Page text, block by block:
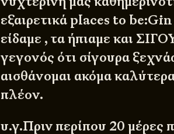
εξαιρετικά places to
είδαμε , τα ήπιαμε και
γεγονός ότι σίγουρα
αισθάνομαι ακόμα
πλέον.
υ.γ.Πριν περίπου 20 μέρες